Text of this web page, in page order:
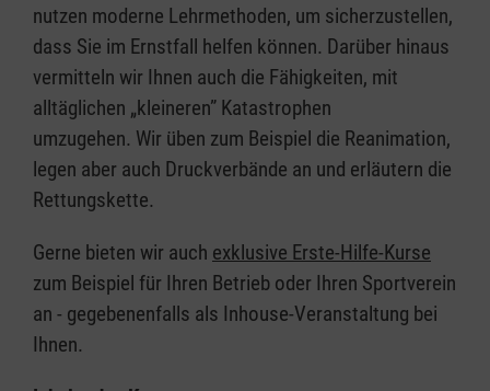
nutzen moderne Lehrmethoden, um sicherzustellen,
dass Sie im Ernstfall helfen können. Darüber hinaus
vermitteln wir Ihnen auch die Fähigkeiten, mit
alltäglichen „kleineren” Katastrophen
umzugehen. Wir üben zum Beispiel die Reanimation,
legen aber auch Druckverbände an und erläutern die
Rettungskette.
Gerne bieten wir auch exklusive Erste-Hilfe-Kurse
zum Beispiel für Ihren Betrieb oder Ihren Sportverein
an - gegebenenfalls als Inhouse-Veranstaltung bei
Ihnen.